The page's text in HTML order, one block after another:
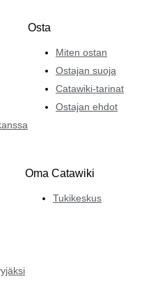
Osta
Miten ostan
Ostajan suoja
Catawiki-tarinat
Ostajan ehdot
Oma Catawiki
Tukikeskus